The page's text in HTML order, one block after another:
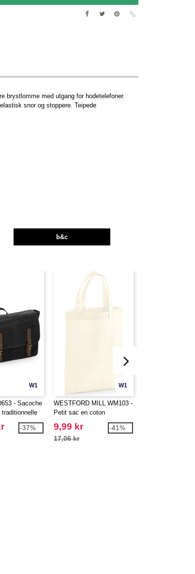
brystlomme med utgang for hodetelefoner.
snor og stoppere. Teipede
b&c
W1
- Sacoche
-37%
W1
WESTFORD MILL WM103 -
Petit sac en coton
9,99 kr
17,06 kr
-41%